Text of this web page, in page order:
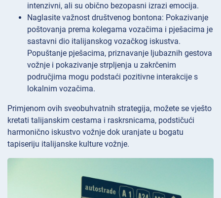
intenzivni, ali su obično bezopasni izrazi emocija.
Naglasite važnost društvenog bontona: Pokazivanje
poštovanja prema kolegama vozačima i pješacima je
sastavni dio italijanskog vozačkog iskustva.
Popuštanje pješacima, priznavanje ljubaznih gestova
vožnje i pokazivanje strpljenja u zakrčenim
područjima mogu podstaći pozitivne interakcije s
lokalnim vozačima.
Primjenom ovih sveobuhvatnih strategija, možete se vješto
kretati talijanskim cestama i raskrsnicama, podstičući
harmonično iskustvo vožnje dok uranjate u bogatu
tapiseriju italijanske kulture vožnje.